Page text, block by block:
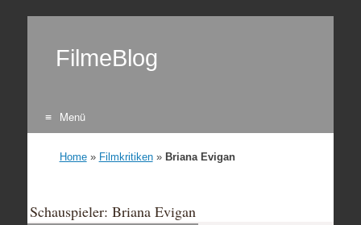
FilmeBlog
Menü
Home» Filmkritiken» Briana Evigan
Schauspieler: Briana Evigan